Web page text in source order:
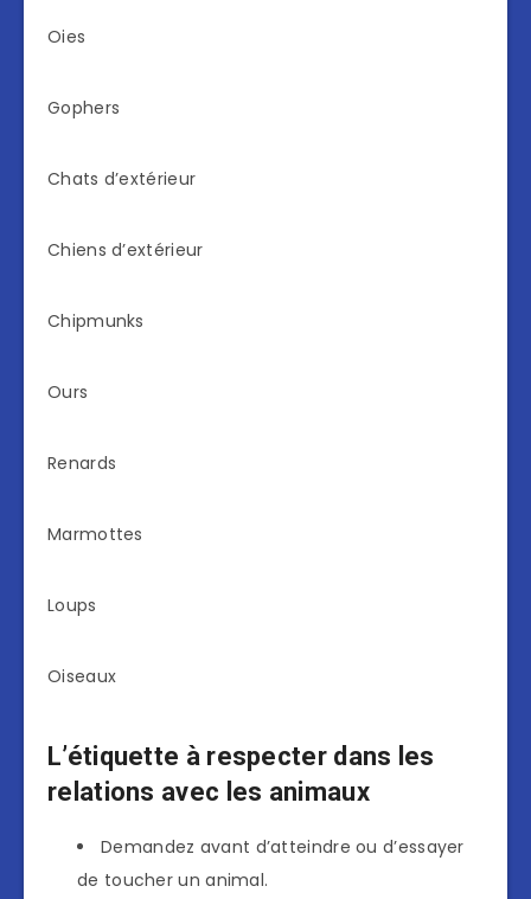
Oies
Gophers
Chats d’extérieur
Chiens d’extérieur
Chipmunks
Ours
Renards
Marmottes
Loups
Oiseaux
L’étiquette à respecter dans les
relations avec les animaux
Demandez avant d’atteindre ou d’essayer
de toucher un animal.